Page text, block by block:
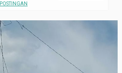
POSTINGAN